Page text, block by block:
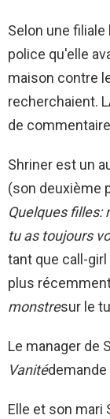
Selon une filiale
police qu'elle
maison contre
recherchaient.
de
Shriner est un
(son deuxième
Quelques filles:
tu as toujours
tant que call-girl
plus
monstresur le
Le manager de
Vanité
Elle et son mari